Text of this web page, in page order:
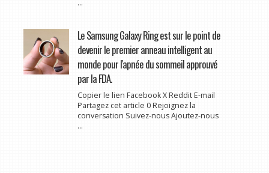
...
Le Samsung Galaxy Ring est sur le point de
devenir le premier anneau intelligent au
monde pour l'apnée du sommeil approuvé
par la FDA.
Copier le lien Facebook X Reddit E-mail
Partagez cet article 0 Rejoignez la
conversation Suivez-nous Ajoutez-nous
...